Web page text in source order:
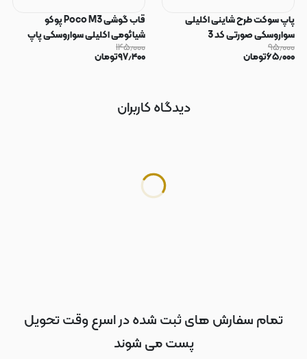
پاپ سوکت طرح شاینی اکلیلی
سواروسکی صورتی کد 3
۹۵٫۰۰۰
۶۵٫۰۰۰تومان
قاب گوشی Poco M3 پوکو
شیائومی اکلیلی سواروسکی پاپ
سوکت دار محافظ لنز دار صورتی کد
۱۴۵٫۰۰۰
۹۷٫۴۰۰تومان
دیدگاه کاربران
تمام سفارش های ثبت شده در اسرع وقت تحویل
پست می شوند